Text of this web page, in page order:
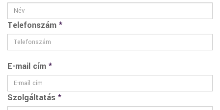
Telefonszám *
E-mail cím *
Szolgáltatás *